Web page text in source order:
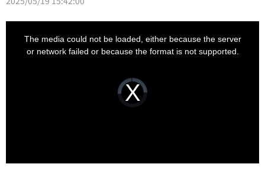
Video
Player
loading.
The media could not be loaded, either because the server
or network failed or because the format is not supported.